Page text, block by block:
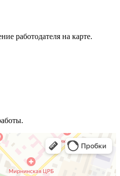
работодателя на карте.